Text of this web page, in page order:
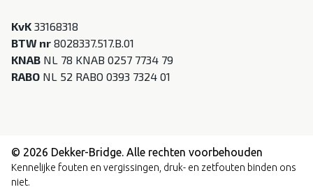
KvK 33168318
BTW nr 8028337.517.B.01
KNAB NL 78 KNAB 0257 7734 79
RABO NL 52 RABO 0393 7324 01
© 2026 Dekker-Bridge. Alle rechten voorbehouden
Kennelijke fouten en vergissingen, druk- en zetfouten binden ons
niet.